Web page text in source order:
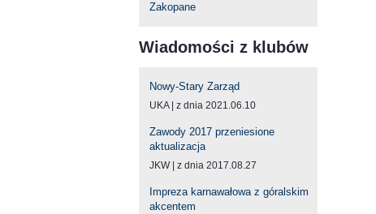
Zakopane
Wiadomości z klubów
Nowy-Stary Zarząd
UKA z dnia 2021.06.10
Zawody 2017 przeniesione
aktualizacja
JKW z dnia 2017.08.27
Impreza karnawałowa z góralskim
akcentem